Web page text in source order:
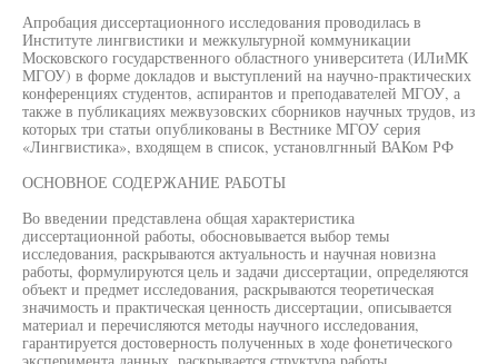
Апробация диссертационного исследования проводилась в
Институте лингвистики и межкультурной коммуникации
Московского государственного областного университета (ИЛиМК
МГОУ) в форме докладов и выступлений на научно-практических
конференциях студентов, аспирантов и преподавателей МГОУ, а
также в публикациях межвузовских сборников научных трудов, из
которых три статьи опубликованы в Вестнике МГОУ серия
«Лингвистика», входящем в список, установлгнный ВАКом РФ
ОСНОВНОЕ СОДЕРЖАНИЕ РАБОТЫ
Во введении представлена общая характеристика
диссертационной работы, обосновывается выбор темы
исследования, раскрываются актуальность и научная новизна
работы, формулируются цель и задачи диссертации, определяются
объект и предмет исследования, раскрываются теоретическая
значимость и практическая ценность диссертации, описывается
материал и перечисляются методы научного исследования,
гарантируется достоверность полученных в ходе фонетического